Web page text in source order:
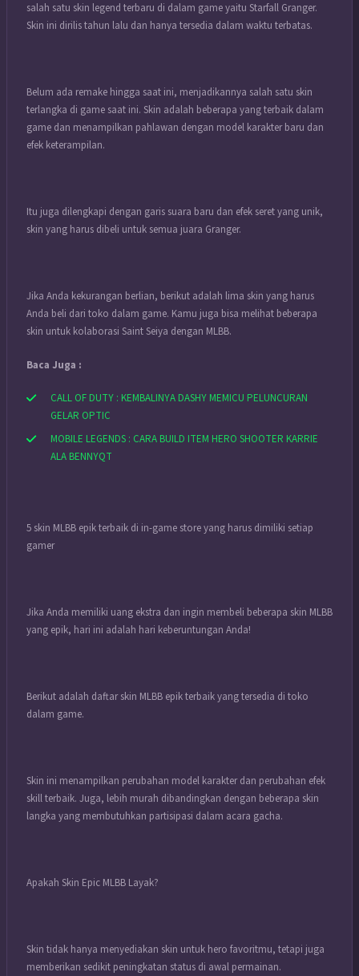
salah satu skin legend terbaru di dalam game yaitu Starfall Granger.
Skin ini dirilis tahun lalu dan hanya tersedia dalam waktu terbatas.
Belum ada remake hingga saat ini, menjadikannya salah satu skin
terlangka di game saat ini. Skin adalah beberapa yang terbaik dalam
game dan menampilkan pahlawan dengan model karakter baru dan
efek keterampilan.
Itu juga dilengkapi dengan garis suara baru dan efek seret yang unik,
skin yang harus dibeli untuk semua juara Granger.
Jika Anda kekurangan berlian, berikut adalah lima skin yang harus
Anda beli dari toko dalam game. Kamu juga bisa melihat beberapa
skin untuk kolaborasi Saint Seiya dengan MLBB.
Baca Juga :
CALL OF DUTY : KEMBALINYA DASHY MEMICU PELUNCURAN
GELAR OPTIC
MOBILE LEGENDS : CARA BUILD ITEM HERO SHOOTER KARRIE
ALA BENNYQT
5 skin MLBB epik terbaik di in-game store yang harus dimiliki setiap
gamer
Jika Anda memiliki uang ekstra dan ingin membeli beberapa skin MLBB
yang epik, hari ini adalah hari keberuntungan Anda!
Berikut adalah daftar skin MLBB epik terbaik yang tersedia di toko
dalam game.
Skin ini menampilkan perubahan model karakter dan perubahan efek
skill terbaik. Juga, lebih murah dibandingkan dengan beberapa skin
langka yang membutuhkan partisipasi dalam acara gacha.
Apakah Skin Epic MLBB Layak?
Skin tidak hanya menyediakan skin untuk hero favoritmu, tetapi juga
memberikan sedikit peningkatan status di awal permainan.